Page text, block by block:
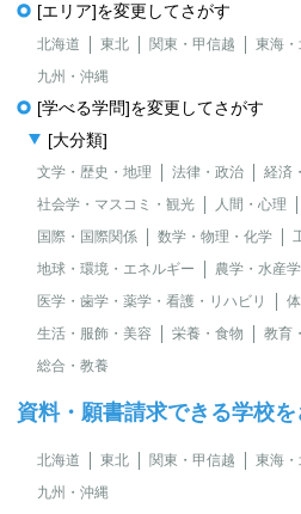
[エリア]を変更してさがす
北海道 東北 関東・甲信越 東海
九州・沖縄
[学べる学問]を変更してさがす
[大分類]
文学・歴史・地理 法律・政治
経済
社会学・マスコミ・観光
人間・心理
国際・国際関係
数学・物理・化学
地球・環境・エネルギー
農学・水産
医学・歯学・薬学・看護・リハビリ
生活・服飾・美容
栄養・食物 教育
総合・教養
資料・願書請求できる学校
北海道 東北 関東・甲信越 東海
九州・沖縄